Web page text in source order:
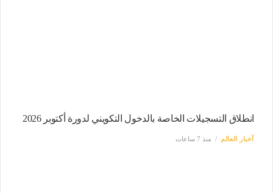
انطلاق التسجيلات الخاصة بالدخول التكويني لدورة أكتوبر 2026
أخبار العالم منذ 7 ساعات